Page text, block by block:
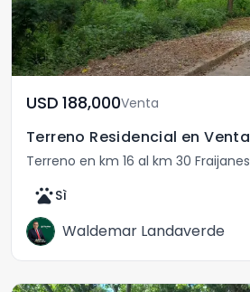
USD	188,000Venta
Terreno en km 16 al km 30 Fraijanes
petsSì
Waldemar Landaverde